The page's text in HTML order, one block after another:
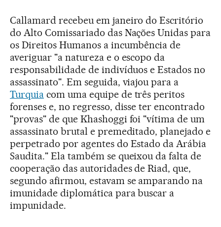
Callamard recebeu em janeiro do Escritório
do Alto Comissariado das Nações Unidas para
os Direitos Humanos a incumbência de
averiguar "a natureza e o escopo da
responsabilidade de indivíduos e Estados no
assassinato". Em seguida, viajou para a
Turquiacom uma equipe de três peritos
forenses e, no regresso, disse ter encontrado
"provas" de que Khashoggi foi "vítima de um
assassinato brutal e premeditado, planejado e
perpetrado por agentes do Estado da Arábia
Saudita." Ela também se queixou da falta de
cooperação das autoridades de Riad, que,
segundo afirmou, estavam se amparando na
imunidade diplomática para buscar a
impunidade.